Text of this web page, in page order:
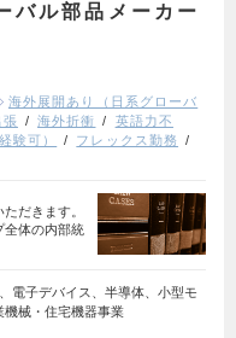
バル部品メーカー
海外展開あり（日系グローバ
張 海外折衝
英語力不
験可）
フレックス勤務
だきます。
全体の内部統
電子デバイス、半導体、小型モ
機械・住宅機器事業